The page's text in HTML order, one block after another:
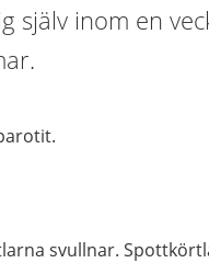
själv inom en
svullnar.